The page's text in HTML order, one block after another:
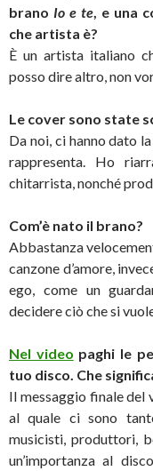
brano Io e te , e una
che artista è?
È un artista italiano
posso dire altro, non
Le cover sono state
Da noi, ci hanno dato
rappresenta. Ho
chitarrista, nonché
Com’è nato il brano?
Abbastanza
canzone d’amore,
ego, come un
decidere ciò che si
Nel video paghi le
tuo disco. Che
Il messaggio finale del
al quale ci sono
musicisti, produttori,
un’importanza al